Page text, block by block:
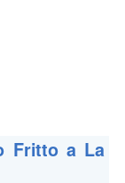
Fritto a La